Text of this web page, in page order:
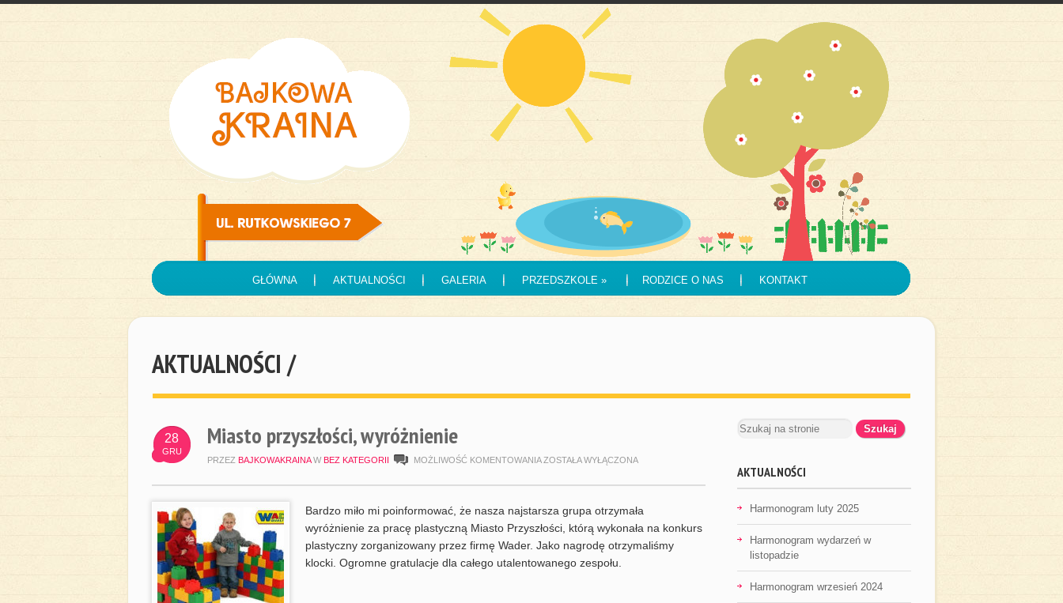
GŁÓWNA AKTUALNOŚCI GALERIA PRZEDSZKOLE» RODZICE O NAS KONTAKT
AKTUALNOŚCI /
28
GRU
Miasto przyszłości, wyróżnienie
PRZEZ BAJKOWAKRAINA W BEZ KATEGORII MOŻLIWOŚĆ KOMENTOWANIA MIASTO
ZOSTAŁA WYŁĄCZONA
Bardzo miło mi poinformować, że nasza najstarsza grupa otrzymała
wyróżnienie za pracę plastyczną Miasto Przyszłości, którą wykonała na konkurs
plastyczny zorganizowany przez firmę Wader. Jako nagrodę otrzymaliśmy
klocki. Ogromne gratulacje dla całego utalentowanego zespołu.
AKTUALNOŚCI
Harmonogram luty 2025
Harmonogram wydarzeń w
listopadzie
Harmonogram wrzesień 2024